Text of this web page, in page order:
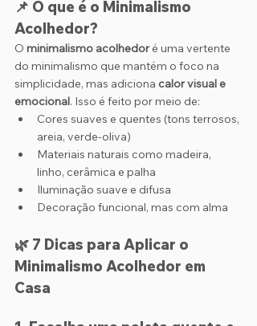
📌 O que é o Minimalismo
Acolhedor?
O minimalismo acolhedor é uma vertente
do minimalismo que mantém o foco na
simplicidade, mas adiciona calor visual e
emocional. Isso é feito por meio de:
Cores suaves e quentes (tons terrosos,
areia, verde-oliva)
Materiais naturais como madeira,
linho, cerâmica e palha
Iluminação suave e difusa
Decoração funcional, mas com alma
🌿 7 Dicas para Aplicar o
Minimalismo Acolhedor em
Casa